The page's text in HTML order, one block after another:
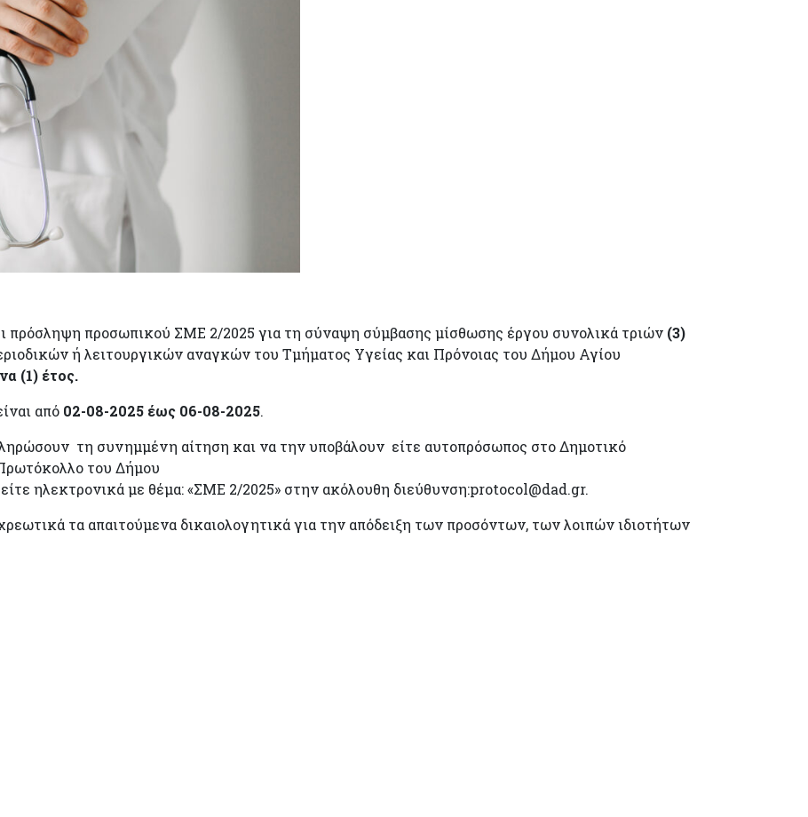
πρόσληψη προσωπικού ΣΜΕ 2/2025 για τη σύναψη σύμβασης μίσθωσης έργου συνολικά τριών (3)
ή λειτουργικών αναγκών του Τμήματος Υγείας και Πρόνοιας του Δήμου Αγίου
(1) έτος.
από 02-08-2025 έως 06-08-2025.
τη συνημμένη αίτηση και να την υποβάλουν είτε αυτοπρόσωπος στο Δημοτικό
του Δήμου
ηλεκτρονικά με θέμα: «ΣΜΕ 2/2025» στην ακόλουθη διεύθυνση:protocol@dad.gr.
τα απαιτούμενα δικαιολογητικά για την απόδειξη των προσόντων, των λοιπών ιδιοτήτων